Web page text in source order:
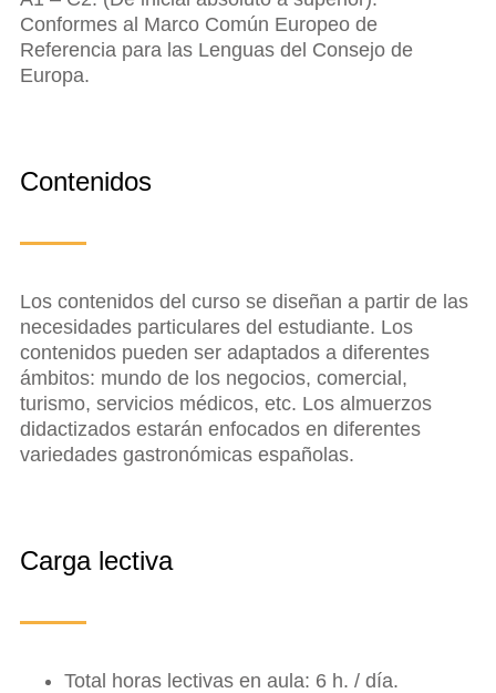
Conformes al Marco Común Europeo de
Referencia para las Lenguas del Consejo de
Europa.
Contenidos
Los contenidos del curso se diseñan a partir de las
necesidades particulares del estudiante. Los
contenidos pueden ser adaptados a diferentes
ámbitos: mundo de los negocios, comercial,
turismo, servicios médicos, etc. Los almuerzos
didactizados estarán enfocados en diferentes
variedades gastronómicas españolas.
Carga lectiva
Total horas lectivas en aula: 6 h. / día.